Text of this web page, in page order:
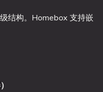
结构。Homebox 支持嵌